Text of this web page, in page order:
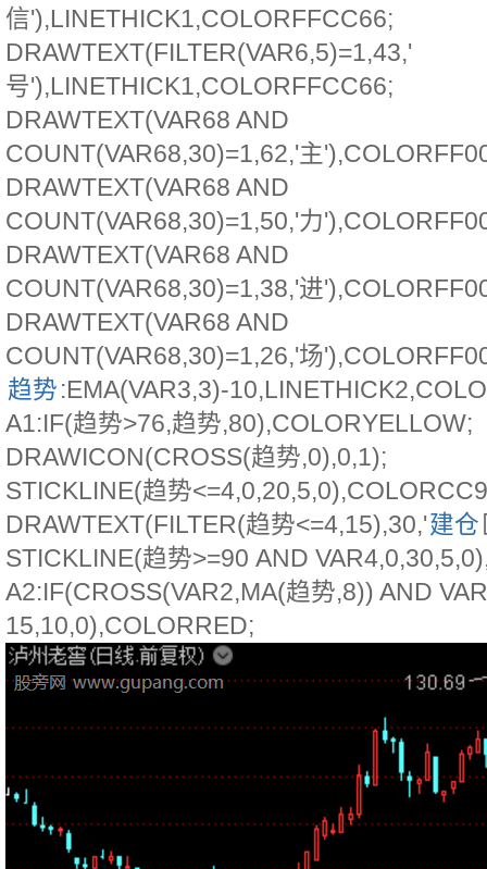
信'),LINETHICK1,COLORFFCC66;
DRAWTEXT(FILTER(VAR6,5)=1,43,'
号'),LINETHICK1,COLORFFCC66;
DRAWTEXT(VAR68 AND
COUNT(VAR68,30)=1,62,'主
DRAWTEXT(VAR68 AND
COUNT(VAR68,30)=1,50,'力
DRAWTEXT(VAR68 AND
COUNT(VAR68,30)=1,38,'进
DRAWTEXT(VAR68 AND
COUNT(VAR68,30)=1,26,'场
趋势:EMA(VAR3,3)-
A1:IF(趋势>76,趋势,80),COLORYELLOW;
DRAWICON(CROSS(趋势,0),0,1);
STICKLINE(趋势
DRAWTEXT(FILTER(趋势<=4,15),30,'建仓
STICKLINE(趋势>=90 AND
A2:IF(CROSS(VAR2,MA(趋势,8)) AND
15,10,0),COLORRED;